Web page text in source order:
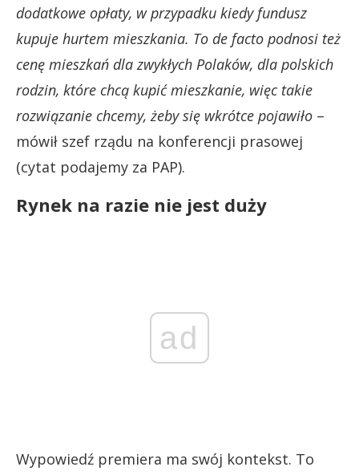
dodatkowe opłaty, w przypadku kiedy fundusz
kupuje hurtem mieszkania. To de facto podnosi też
cenę mieszkań dla zwykłych Polaków, dla polskich
rodzin, które chcą kupić mieszkanie, więc takie
rozwiązanie chcemy, żeby się wkrótce pojawiło –
mówił szef rządu na konferencji prasowej
(cytat podajemy za PAP).
Rynek na razie nie jest duży
ad
Wypowiedź premiera ma swój kontekst. To